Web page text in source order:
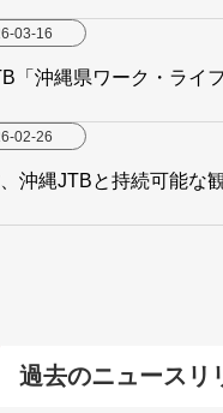
03-16
「沖縄県ワーク・ライ
02-26
沖縄JTBと持続可能な
過去のニュースリ